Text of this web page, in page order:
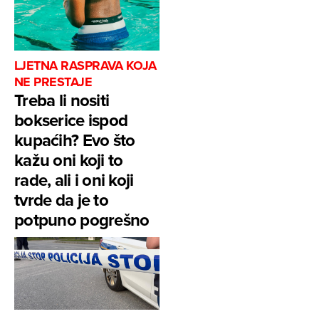
LJETNA RASPRAVA KOJA
NE PRESTAJE
Treba li nositi
bokserice ispod
kupaćih? Evo što
kažu oni koji to
rade, ali i oni koji
tvrde da je to
potpuno pogrešno